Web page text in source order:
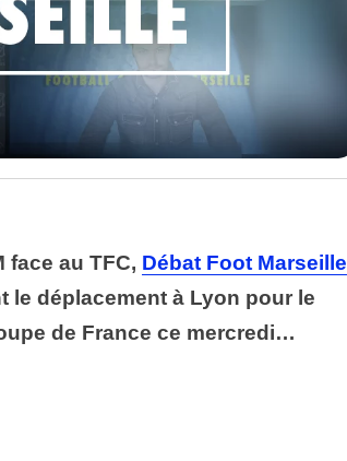
face au TFC, Débat Foot Marseille
le déplacement à Lyon pour le
de France ce mercredi…